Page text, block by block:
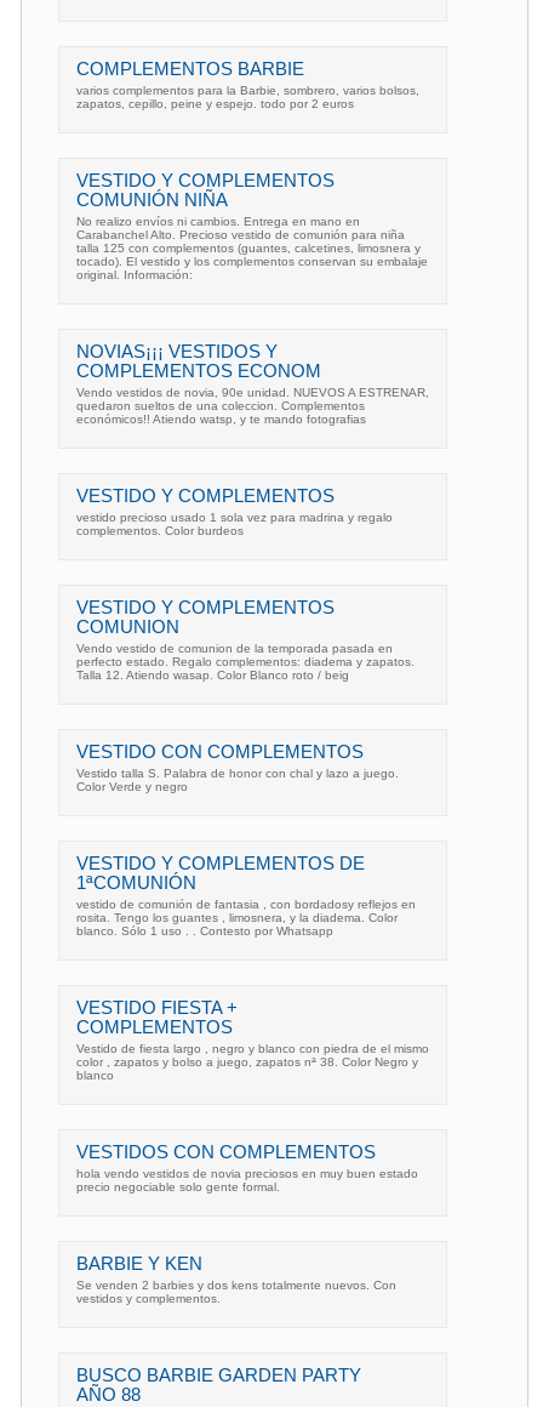
COMPLEMENTOS BARBIE
varios complementos para la Barbie, sombrero, varios bolsos,
zapatos, cepillo, peine y espejo. todo por 2 euros
VESTIDO Y COMPLEMENTOS
COMUNIÓN NIÑA
No realizo envíos ni cambios. Entrega en mano en
Carabanchel Alto. Precioso vestido de comunión para niña
talla 125 con complementos (guantes, calcetines, limosnera y
tocado). El vestido y los complementos conservan su embalaje
original. Información:
NOVIAS¡¡¡ VESTIDOS Y
COMPLEMENTOS ECONOM
Vendo vestidos de novia, 90e unidad. NUEVOS A ESTRENAR,
quedaron sueltos de una coleccion. Complementos
económicos!! Atiendo watsp, y te mando fotografias
VESTIDO Y COMPLEMENTOS
vestido precioso usado 1 sola vez para madrina y regalo
complementos. Color burdeos
VESTIDO Y COMPLEMENTOS
COMUNION
Vendo vestido de comunion de la temporada pasada en
perfecto estado. Regalo complementos: diadema y zapatos.
Talla 12. Atiendo wasap. Color Blanco roto / beig
VESTIDO CON COMPLEMENTOS
Vestido talla S. Palabra de honor con chal y lazo a juego.
Color Verde y negro
VESTIDO Y COMPLEMENTOS DE
1ªCOMUNIÓN
vestido de comunión de fantasia , con bordadosy reflejos en
rosita. Tengo los guantes , limosnera, y la diadema. Color
blanco. Sólo 1 uso . . Contesto por Whatsapp
VESTIDO FIESTA +
COMPLEMENTOS
Vestido de fiesta largo , negro y blanco con piedra de el mismo
color , zapatos y bolso a juego, zapatos nª 38. Color Negro y
blanco
VESTIDOS CON COMPLEMENTOS
hola vendo vestidos de novia preciosos en muy buen estado
precio negociable solo gente formal.
BARBIE Y KEN
Se venden 2 barbies y dos kens totalmente nuevos. Con
vestidos y complementos.
BUSCO BARBIE GARDEN PARTY
AÑO 88